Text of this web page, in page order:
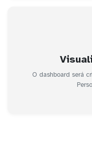
O dashboard será